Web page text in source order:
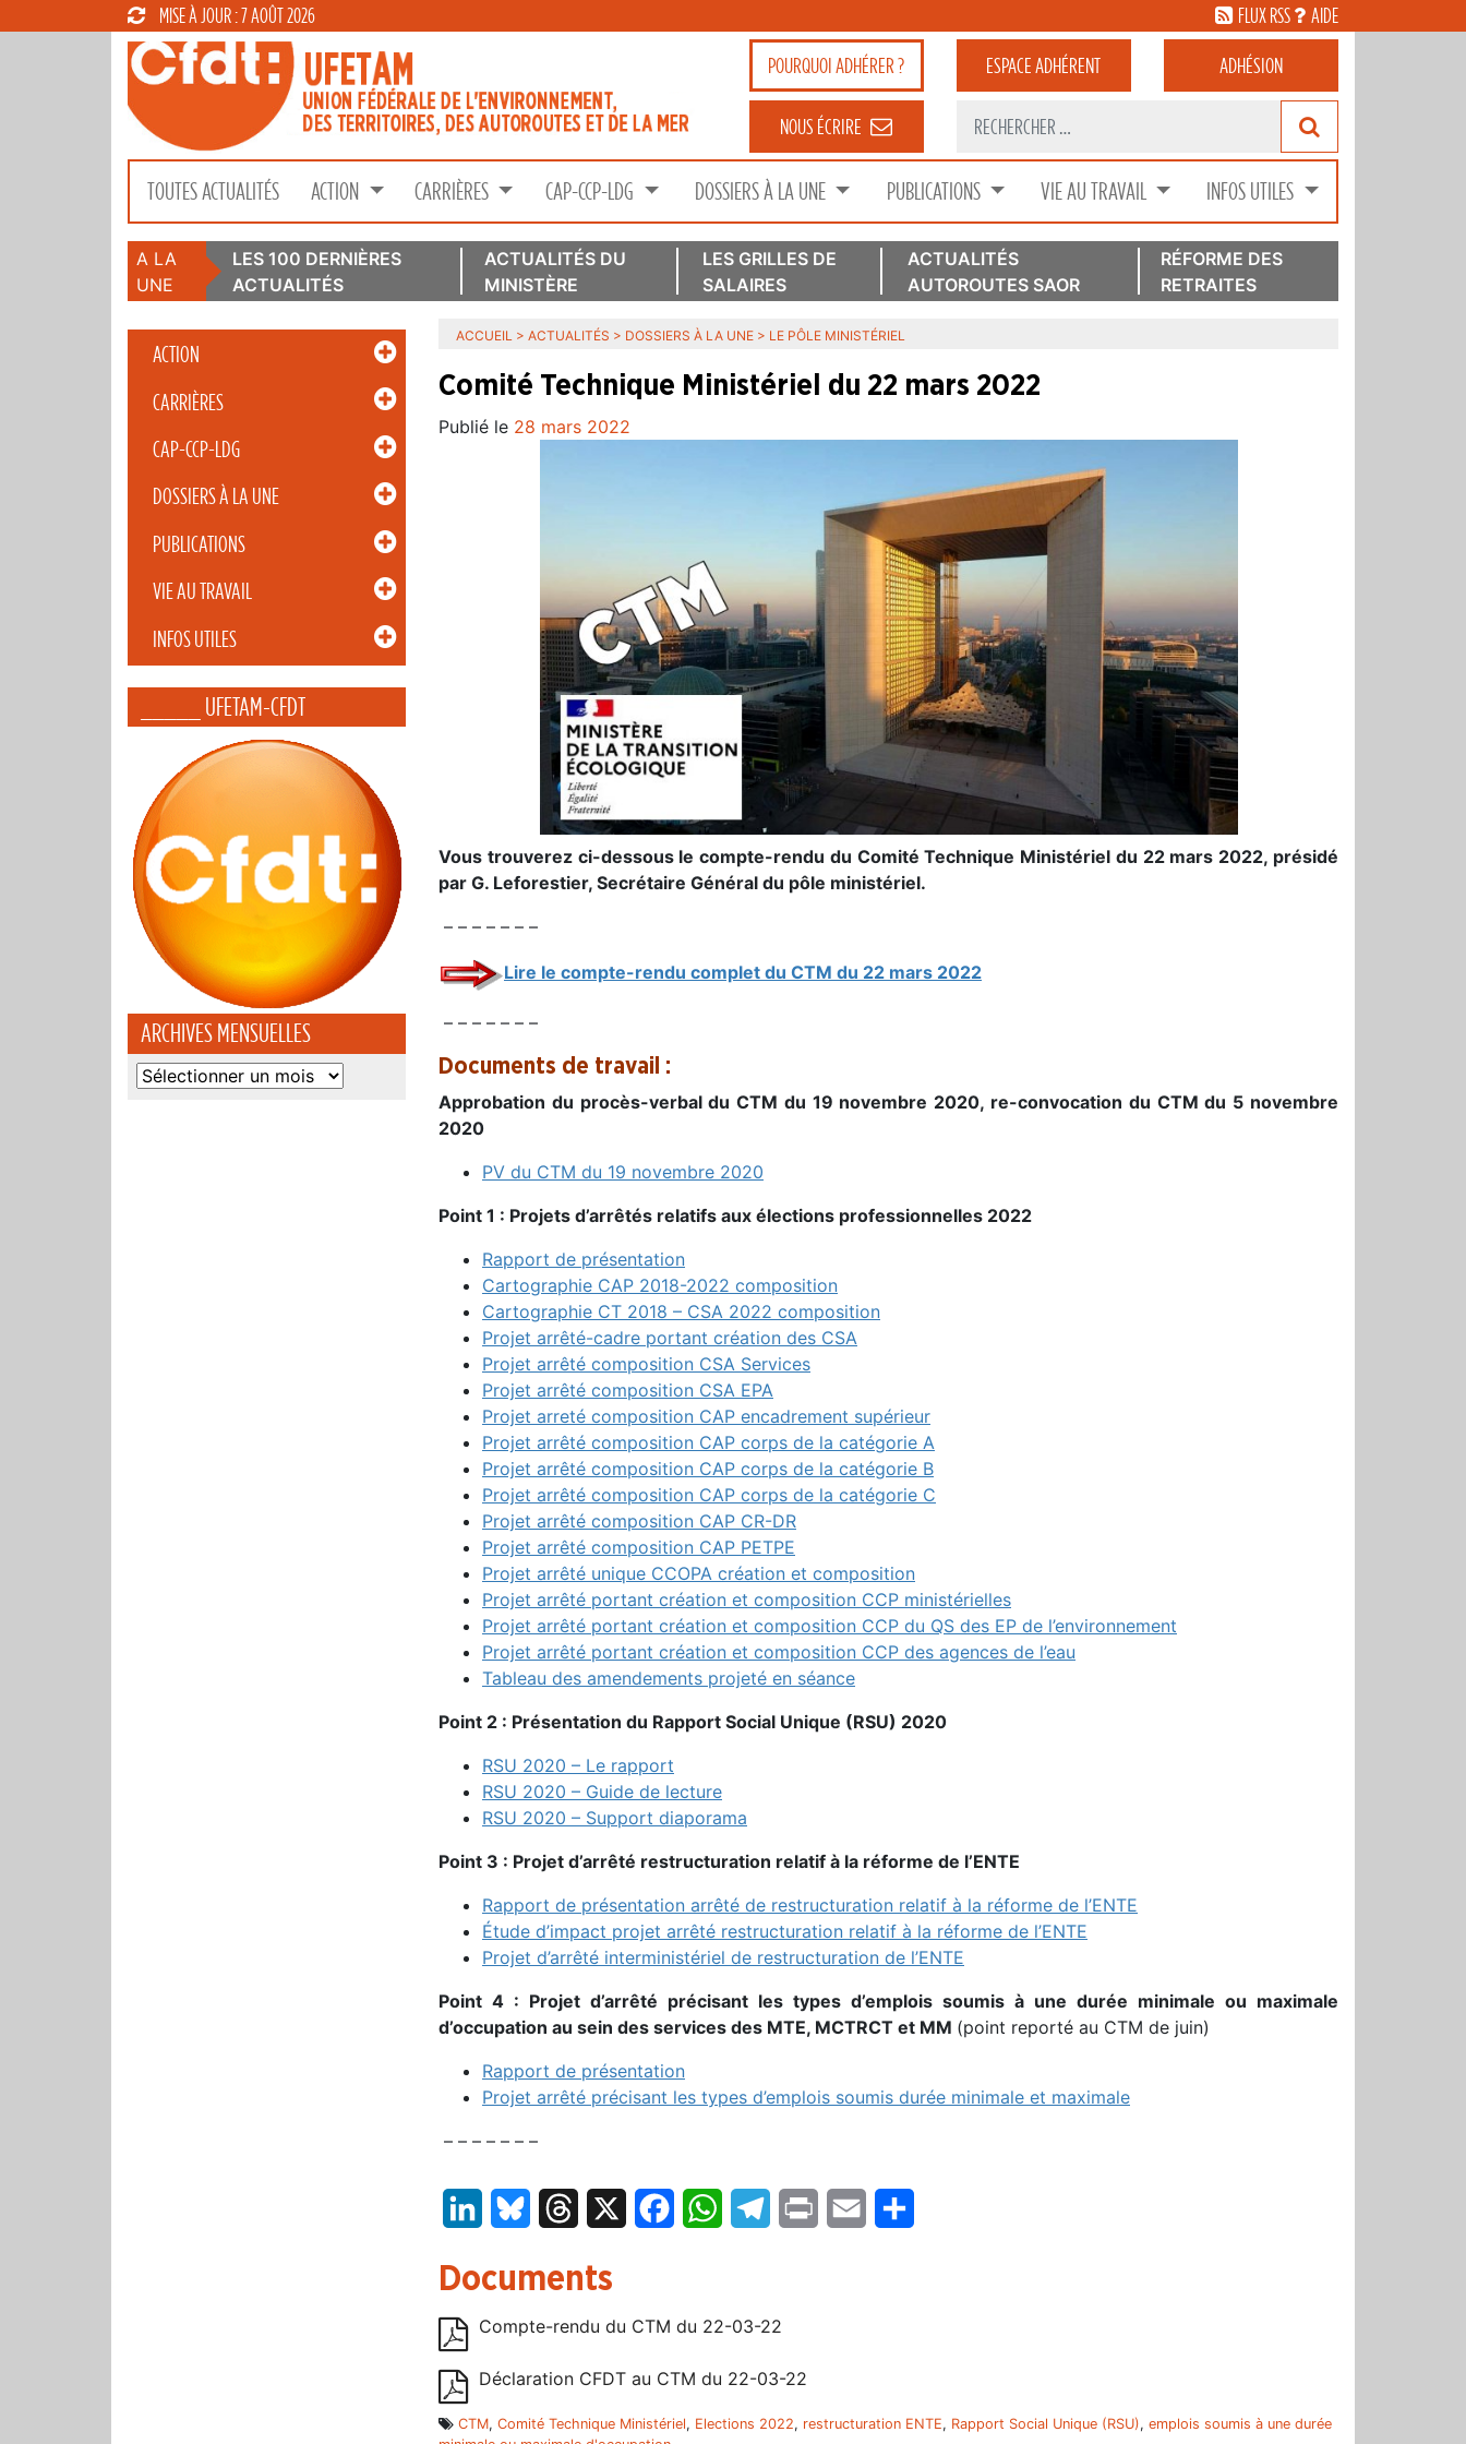
MISE À JOUR : 7 AOÛT 2026 FLUX RSS AIDE
POURQUOIADHÉRER ? ESPACEADHÉRENT ADHÉSION
NOUS ÉCRIRE
TOUTES ACTUALITÉS ACTION CARRIÈRES CAP-CCP-LDG DOSSIERS À LA UNE PUBLICATIONS VIE AU TRAVAIL INFOS UTILES
A LA
UNE
LES 100 DERNIÈRES
ACTUALITÉS
ACTUALITÉS DU
MINISTÈRE
LES GRILLES DE
SALAIRES
ACTUALITÉS
AUTOROUTES SAOR
RÉFORME DES
RETRAITES
ACTION
CARRIÈRES
CAP-CCP-LDG
DOSSIERS À LA UNE
PUBLICATIONS
VIE AU TRAVAIL
INFOS UTILES
_____ UFETAM-CFDT
ARCHIVES MENSUELLES
Archives
ACCUEIL > ACTUALITÉS > DOSSIERS À LA UNE > LE PÔLE MINISTÉRIEL
Comité Technique Ministériel du 22 mars 2022
Publié le 28 mars 2022
Vous trouverez ci-dessous le compte-rendu du Comité Technique Ministériel du 22 mars 2022, présidé
par G. Leforestier, Secrétaire Général du pôle ministériel.
– – – – – – –
Lire le compte-rendu complet du CTM du 22 mars 2022
– – – – – – –
Documents de travail :
Approbation du procès-verbal du CTM du 19 novembre 2020, re-convocation du CTM du 5 novembre
2020
PV du CTM du 19 novembre 2020
Point 1 : Projets d’arrêtés relatifs aux élections professionnelles 2022
Rapport de présentation
Cartographie CAP 2018-2022 composition
Cartographie CT 2018 – CSA 2022 composition
Projet arrêté-cadre portant création des CSA
Projet arrêté composition CSA Services
Projet arrêté composition CSA EPA
Projet arreté composition CAP encadrement supérieur
Projet arrêté composition CAP corps de la catégorie A
Projet arrêté composition CAP corps de la catégorie B
Projet arrêté composition CAP corps de la catégorie C
Projet arrêté composition CAP CR-DR
Projet arrêté composition CAP PETPE
Projet arrêté unique CCOPA création et composition
Projet arrêté portant création et composition CCP ministérielles
Projet arrêté portant création et composition CCP du QS des EP de l’environnement
Projet arrêté portant création et composition CCP des agences de l’eau
Tableau des amendements projeté en séance
Point 2 : Présentation du Rapport Social Unique (RSU) 2020
RSU 2020 – Le rapport
RSU 2020 – Guide de lecture
RSU 2020 – Support diaporama
Point 3 : Projet d’arrêté restructuration relatif à la réforme de l’ENTE
Rapport de présentation arrêté de restructuration relatif à la réforme de l’ENTE
Étude d’impact projet arrêté restructuration relatif à la réforme de l’ENTE
Projet d’arrêté interministériel de restructuration de l’ENTE
Point 4 : Projet d’arrêté précisant les types d’emplois soumis à une durée minimale ou maximale
d’occupation au sein des services des MTE, MCTRCT et MM (point reporté au CTM de juin)
Rapport de présentation
Projet arrêté précisant les types d’emplois soumis durée minimale et maximale
– – – – – – –
LinkedInBluesky Threads FacebookWhatsAppTelegram
Print Email
Documents
Compte-rendu du CTM du 22-03-22
Déclaration CFDT au CTM du 22-03-22
CTM, Comité Technique Ministériel, Elections 2022, restructuration ENTE, Rapport Social Unique (RSU), emplois soumis à une durée